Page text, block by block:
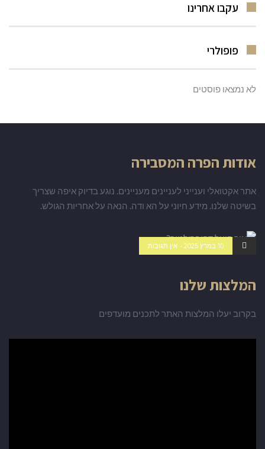
עקבו אחרינו
פופולרי
לא נמצאו פוסטים
אודות הפרה המסבירה
אתר אקטואלי וענייני לעניינים מעניינים. נוגע בדיוק איפה שצריך
בשיטה שלנו. מידע חיוני על הא ודה. הנאה על אחריות הגולש.
10 במרץ 2025 אין תגובות
המלצות שלנו
בקרוב יעלו המלצות האתר לתכנים מועדפים